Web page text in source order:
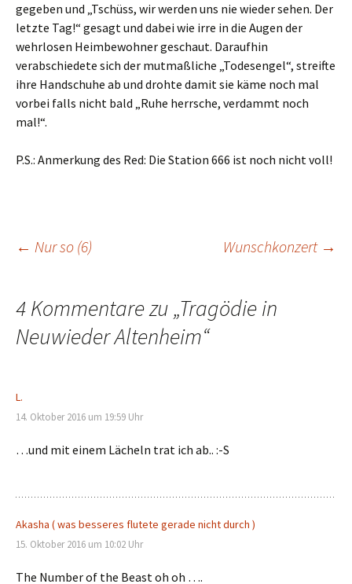
gegeben und „Tschüss, wir werden uns nie wieder sehen. Der
letzte Tag!“ gesagt und dabei wie irre in die Augen der
wehrlosen Heimbewohner geschaut. Daraufhin
verabschiedete sich der mutmaßliche „Todesengel“, streifte
ihre Handschuhe ab und drohte damit sie käme noch mal
vorbei falls nicht bald „Ruhe herrsche, verdammt noch
mal!“.
P.S.: Anmerkung des Red: Die Station 666 ist noch nicht voll!
Beitragsnavigation
← Nur so (6) Wunschkonzert →
4 Kommentare zu „Tragödie in
Neuwieder Altenheim“
L.
14. Oktober 2016 um 19:59 Uhr
…und mit einem Lächeln trat ich ab.. :-S
Akasha ( was besseres flutete gerade nicht durch )
15. Oktober 2016 um 10:02 Uhr
The Number of the Beast oh oh ….